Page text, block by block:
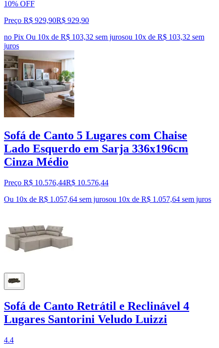
10% OFF
Preço R$ 929,90R$ 929,90
no Pix Ou 10x de R$ 103,32 sem jurosou 10x de R$ 103,32 sem
juros
Sofá de Canto 5 Lugares com Chaise
Lado Esquerdo em Sarja 336x196cm
Cinza Médio
Preço R$ 10.576,44R$ 10.576,44
Ou 10x de R$ 1.057,64 sem jurosou 10x de R$ 1.057,64 sem juros
Sofá de Canto Retrátil e Reclinável 4
Lugares Santorini Veludo Luizzi
4.4